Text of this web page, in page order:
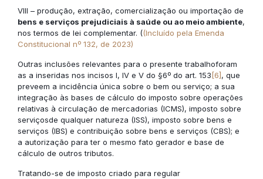
VIII – produção, extração, comercialização ou importação de
bens e serviços prejudiciais à saúde ou ao meio ambiente,
nos termos de lei complementar. ((Incluído pela Emenda
Constitucional nº 132, de 2023)
Outras inclusões relevantes para o presente trabalhoforam
as a inseridas nos incisos I, IV e V do §6º do art. 153 [6], que
preveem a incidência única sobre o bem ou serviço; a sua
integração às bases de cálculo do imposto sobre operações
relativas à circulação de mercadorias (ICMS), imposto sobre
serviçosde qualquer natureza (ISS), imposto sobre bens e
serviços (IBS) e contribuição sobre bens e serviços (CBS); e
a autorização para ter o mesmo fato gerador e base de
cálculo de outros tributos.
Tratando-se de imposto criado para regular